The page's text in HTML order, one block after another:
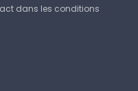
dans les conditions